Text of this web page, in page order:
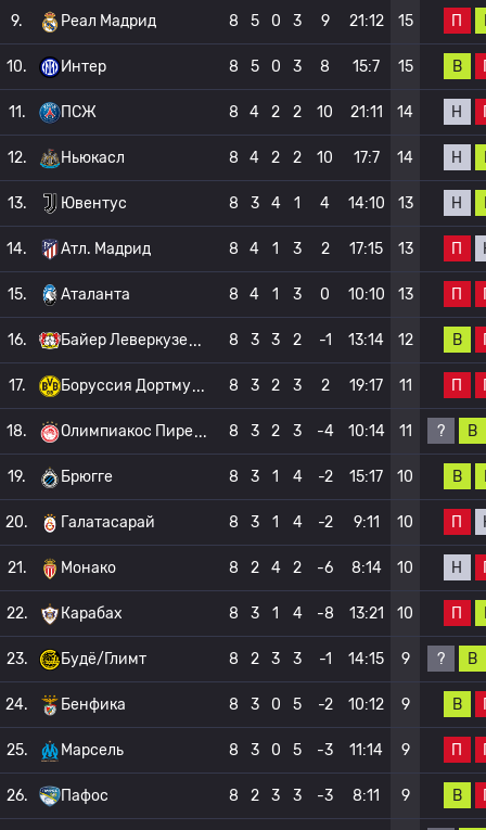
9. Реал Мадрид 8 5 0 3 9 21:12 15 П
10. Интер 8 5 0 3 8 15:7 15 В
11. ПСЖ 8 4 2 2 10 21:11 14 Н
12. Ньюкасл 8 4 2 2 10 17:7 14 Н
13. Ювентус 8 3 4 1 4 14:10 13 Н
14. Атл. Мадрид 8 4 1 3 2 17:15 13 П
15. Аталанта 8 4 1 3 0 10:10 13 П
16. Байер Леверкузе 8 3 3 2 -1 13:14 12 В
17. Боруссия Дортму 8 3 2 3 2 19:17 11 П
18. Олимпиакос Пире 8 3 2 3 -4 10:14 11 ? В
19. Брюгге 8 3 1 4 -2 15:17 10 В
20. Галатасарай 8 3 1 4 -2 9:11 10 П
21. Монако 8 2 4 2 -6 8:14 10 Н
22. Карабах 8 3 1 4 -8 13:21 10 П
23. Будё/Глимт 8 2 3 3 -1 14:15 9 ? В
24. Бенфика 8 3 0 5 -2 10:12 9 В
25. Марсель 8 3 0 5 -3 11:14 9 П
26. Пафос 8 2 3 3 -3 8:11 9 В